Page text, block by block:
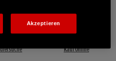
of Dreams
Kauf Online
Akzeptieren